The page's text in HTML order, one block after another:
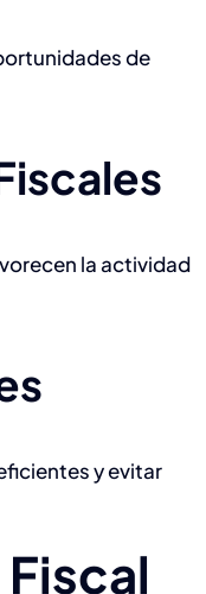
de
la actividad
y evitar